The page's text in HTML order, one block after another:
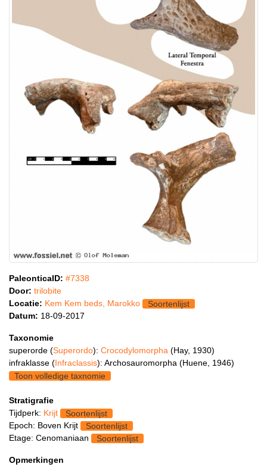
PaleonticaID: #7338
Door: trilobite
Locatie: Kem Kem beds, Marokko
Soortenlijst
Datum: 18-09-2017
Taxonomie
superorde (Superordo): Crocodylomorpha (Hay, 1930)
infraklasse (Infraclassis): Archosauromorpha (Huene, 1946)
Toon volledige taxnomie
Stratigrafie
Tijdperk: Krijt
Soortenlijst
Epoch: Boven Krijt
Soortenlijst
Etage: Cenomaniaan
Soortenlijst
Opmerkingen